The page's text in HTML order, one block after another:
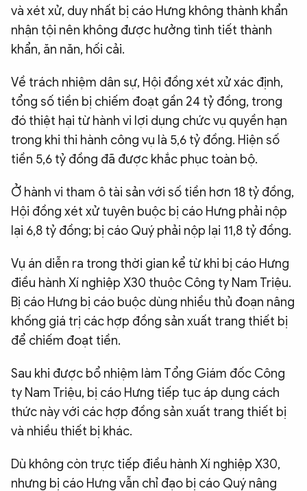
và xét xử, duy nhất bị cáo Hưng không thành khẩn
nhận tội nên không được hưởng tình tiết thành
khẩn, ăn năn, hối cải.
Về trách nhiệm dân sự, Hội đồng xét xử xác định,
tổng số tiền bị chiếm đoạt gần 24 tỷ đồng, trong
đó thiệt hại từ hành vi lợi dụng chức vụ quyền hạn
trong khi thi hành công vụ là 5,6 tỷ đồng. Hiện số
tiền 5,6 tỷ đồng đã được khắc phục toàn bộ.
Ở hành vi tham ô tài sản với số tiền hơn 18 tỷ đồng,
Hội đồng xét xử tuyên buộc bị cáo Hưng phải nộp
lại 6,8 tỷ đồng; bị cáo Quý phải nộp lại 11,8 tỷ đồng.
Vụ án diễn ra trong thời gian kể từ khi bị cáo Hưng
điều hành Xí nghiệp X30 thuộc Công ty Nam Triệu.
Bị cáo Hưng bị cáo buộc dùng nhiều thủ đoạn nâng
khống giá trị các hợp đồng sản xuất trang thiết bị
để chiếm đoạt tiền.
Sau khi được bổ nhiệm làm Tổng Giám đốc Công
ty Nam Triệu, bị cáo Hưng tiếp tục áp dụng cách
thức này với các hợp đồng sản xuất trang thiết bị
và nhiều thiết bị khác.
Dù không còn trực tiếp điều hành Xí nghiệp X30,
nhưng bị cáo Hưng vẫn chỉ đạo bị cáo Quý nâng